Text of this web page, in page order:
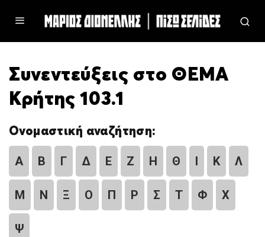
Συνεντεύξεις στο ΘΕΜΑ
Κρήτης 103.1
Ονομαστική αναζήτηση:
Α Β Γ Δ Ε Ζ Η Θ Ι Κ Λ
Μ Ν Ξ Ο Π Ρ Σ Τ Φ Χ
Ψ